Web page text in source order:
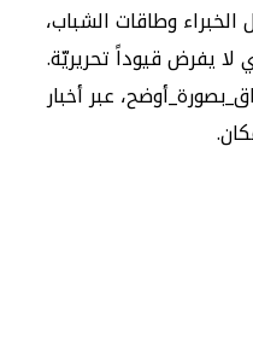
وطاقات الشباب،
لا يفرض قيوداً تحريريّة.
عبر أخبار